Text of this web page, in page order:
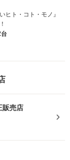
ヒト・コト・モノ』
台
売店